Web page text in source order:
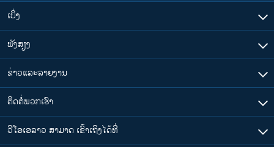
ເບິ່ງ
ຟັງສຽງ
ຂ່າວແລະລາຍງານ
ຕິດຕໍ່ພວກເຮົາ
ວີໂອເອລາວ ສາມາດ ເຂົ້າເຖິງໄດ້ທີ່